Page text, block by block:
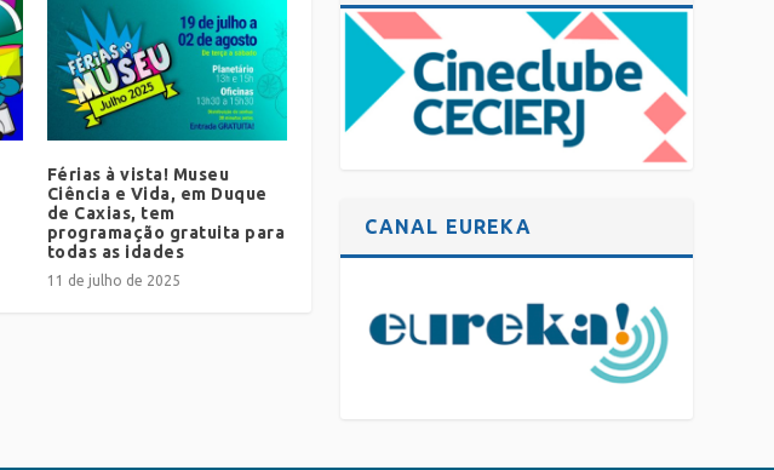
Férias à vista! Museu
Ciência e Vida, em Duque
de Caxias, tem
programação gratuita para
todas as idades
11 de julho de 2025
CANAL EUREKA